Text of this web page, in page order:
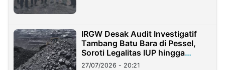
IRGW Desak Audit Investigatif
Tambang Batu Bara di Pessel,
Soroti Legalitas IUP hingga
Stockpile
27/07/2026 - 20:21